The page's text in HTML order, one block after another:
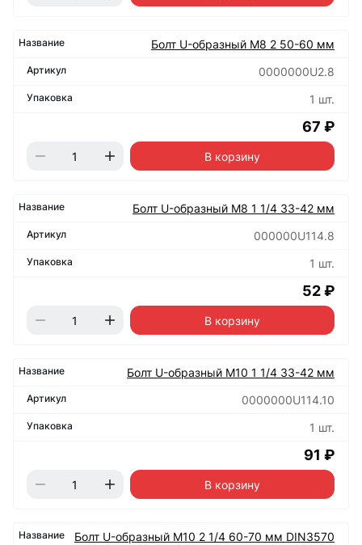
Болт U-образный М8 2 50-60 мм
0000000U2.8
1 шт.
67 ₽
В корзину
Болт U-образный М8 1 1/4 33-42 мм
000000U114.8
1 шт.
52 ₽
В корзину
Болт U-образный М10 1 1/4 33-42 мм
0000000U114.10
1 шт.
91 ₽
В корзину
Болт U-образный М10 2 1/4 60-70 мм DIN3570